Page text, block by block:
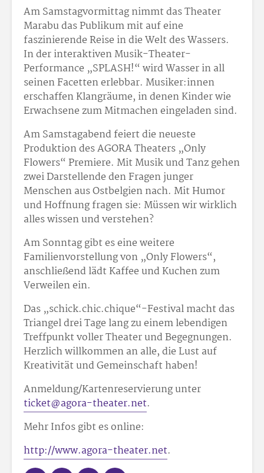
Am Samstagvormittag nimmt das Theater
Marabu das Publikum mit auf eine
faszinierende Reise in die Welt des Wassers.
In der interaktiven Musik-Theater-
Performance „SPLASH!“ wird Wasser in all
seinen Facetten erlebbar. Musiker:innen
erschaffen Klangräume, in denen Kinder wie
Erwachsene zum Mitmachen eingeladen sind.
Am Samstagabend feiert die neueste
Produktion des AGORA Theaters „Only
Flowers“ Premiere. Mit Musik und Tanz gehen
zwei Darstellende den Fragen junger
Menschen aus Ostbelgien nach. Mit Humor
und Hoffnung fragen sie: Müssen wir wirklich
alles wissen und verstehen?
Am Sonntag gibt es eine weitere
Familienvorstellung von „Only Flowers“,
anschließend lädt Kaffee und Kuchen zum
Verweilen ein.
Das „schick.chic.chique“-Festival macht das
Triangel drei Tage lang zu einem lebendigen
Treffpunkt voller Theater und Begegnungen.
Herzlich willkommen an alle, die Lust auf
Kreativität und Gemeinschaft haben!
Anmeldung/Kartenreservierung unter
ticket@agora-theater.net.
Mehr Infos gibt es online:
http://www.agora-theater.net.